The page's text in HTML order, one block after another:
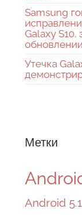
Samsung
Galaxy
обновлении
Утечка
Метки
Android